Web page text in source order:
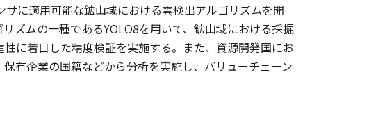
に適用可能な鉱山域における雲検出アルゴリズムを開
ズムの一種であるYOLO8を用いて、鉱山域における採掘
に着目した精度検証を実施する。また、資源開発国にお
有企業の国籍などから分析を実施し、バリューチェーン